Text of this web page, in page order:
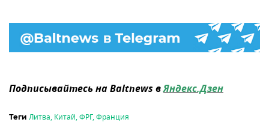
Подписывайтесь на Baltnews вЯндекс.Дзен
Теги Литва, Китай,ФРГ,Франция